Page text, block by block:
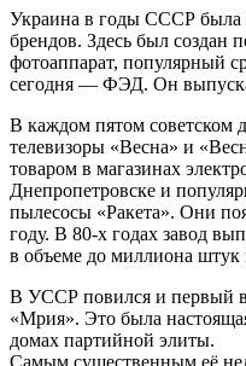
Украина в годы СССР была
брендов. Здесь был создан
фотоаппарат, популярный
сегодня — ФЭД. Он
В каждом пятом советском
телевизоры «Весна» и
товаром в магазинах
Днепропетровске и
пылесосы «Ракета». Они
году. В 80-х годах завод
в объеме до миллиона штук
В УССР повился и первый
«Мрия». Это была
домах партийной элиты.